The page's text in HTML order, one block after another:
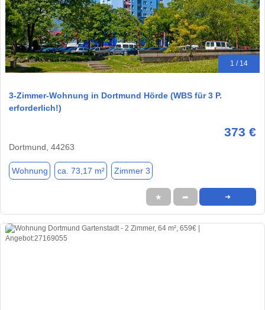
1 / 14
3-Zimmer-Wohnung in Dortmund Hörde (WBS für 3 P.
erforderlich!)
373 €
Dortmund, 44263
Wohnung ca. 73,17 m² Zimmer 3
★ ➦ ➜